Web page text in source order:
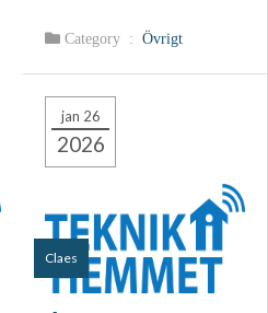
Category : Övrigt
jan 26
2026
Claes